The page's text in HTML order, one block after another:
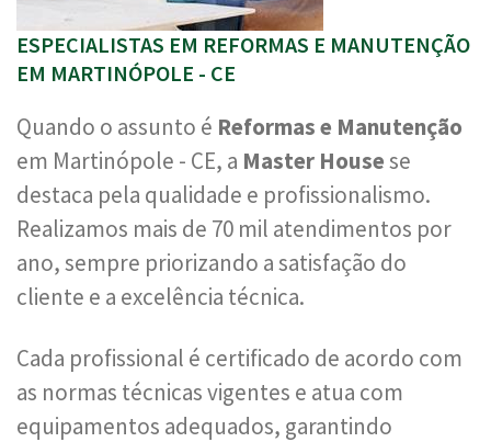
ESPECIALISTAS EM REFORMAS E MANUTENÇÃO
EM MARTINÓPOLE - CE
Quando o assunto é Reformas e Manutenção
em Martinópole - CE, a Master Housese
destaca pela qualidade e profissionalismo.
Realizamos mais de 70 mil atendimentos por
ano, sempre priorizando a satisfação do
cliente e a excelência técnica.
Cada profissional é certificado de acordo com
as normas técnicas vigentes e atua com
equipamentos adequados, garantindo